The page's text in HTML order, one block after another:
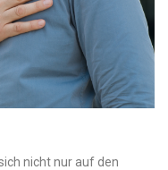
nicht nur auf den